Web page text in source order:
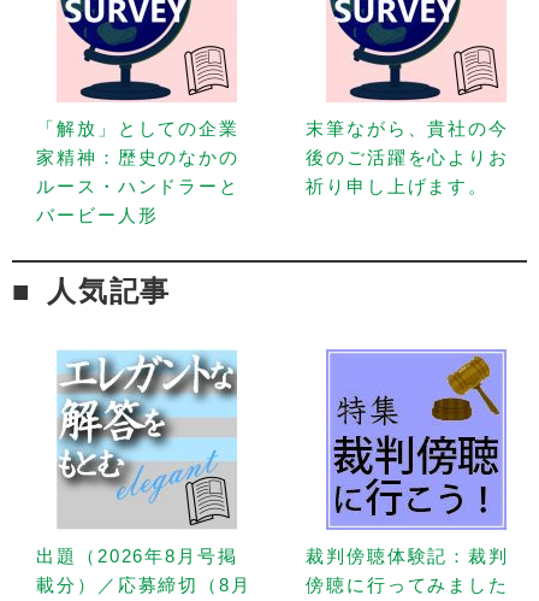
「解放」としての企業
家精神：歴史のなかの
ルース・ハンドラーと
バービー人形
末筆ながら、貴社の今
後のご活躍を心よりお
祈り申し上げます。
人気記事
出題（2026年8月号掲
載分）／応募締切（8月
裁判傍聴体験記：裁判
傍聴に行ってみました